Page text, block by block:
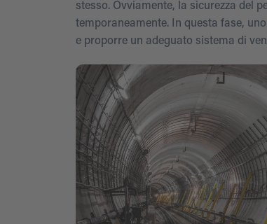
stesso. Ovviamente, la sicurezza del
temporaneamente. In questa fase,
e proporre un adeguato sistema di